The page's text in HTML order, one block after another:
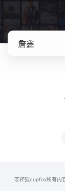
茶杯狐cupfox所有内